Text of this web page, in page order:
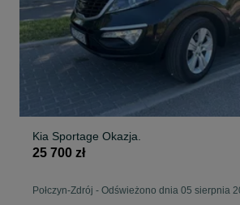
Kia Sportage Okazja.
25 700 zł
Połczyn-Zdrój - Odświeżono dnia 05 sierpnia